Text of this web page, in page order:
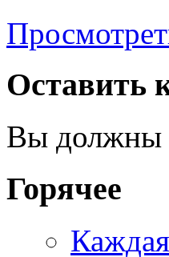
Оставить
Вы должны
Горячее